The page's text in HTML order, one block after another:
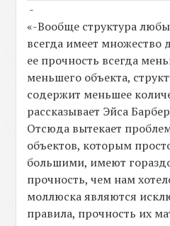
-
«-Вообще структура
всегда имеет множество
ее прочность всегда
меньшего объекта,
содержит меньшее
рассказывает Эйса
Отсюда вытекает
объектов, которым
большими, имеют
прочность, чем нам
моллюска являются
правила, прочность их